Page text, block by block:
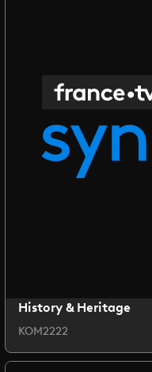
History & Heritage
KOM2222